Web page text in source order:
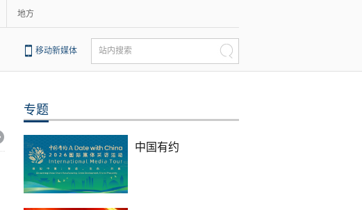
地方
移动新媒体 站内搜索
专题
中国有约